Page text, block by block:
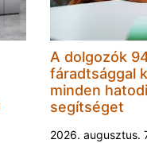
A dolgozók
fáradtsággal
minden
segítséget
2026. augusztus.